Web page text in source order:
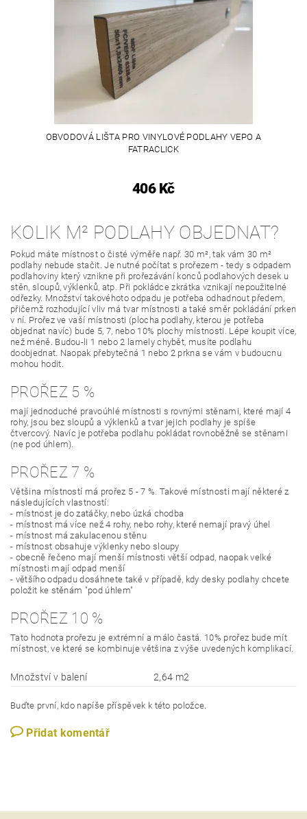
OBVODOVÁ LIŠTA PRO VINYLOVÉ PODLAHY VEPO A
FATRACLICK
406 Kč
KOLIK M² PODLAHY OBJEDNAT?
Pokud máte místnost o čisté výměře např. 30 m², tak vám 30 m²
podlahy nebude stačit. Je nutné počítat s prořezem - tedy s odpadem
podlahoviny který vznikne při prořezávání konců podlahových desek u
stěn, sloupů, výklenků, atp. Při pokládce zkrátka vznikají nepoužitelné
odřezky. Množství takovéhoto odpadu je potřeba odhadnout předem,
přičemž rozhodující vliv má tvar místnosti a také směr pokládání prken
v ní. Prořez ve vaší místnosti (plocha podlahy, kterou je potřeba
objednat navíc) bude 5, 7, nebo 10% plochy místnosti. Lépe koupit více,
než méně. Budou-li 1 nebo 2 lamely chybět, musíte podlahu
doobjednat. Naopak přebytečná 1 nebo 2 prkna se vám v budoucnu
mohou hodit.
PROŘEZ 5 %
mají jednoduché pravoúhlé místnosti s rovnými stěnami, které mají 4
rohy, jsou bez sloupů a výklenků a tvar jejich podlahy je spíše
čtvercový. Navíc je potřeba podlahu pokládat rovnoběžně se stěnami
(ne pod úhlem).
PROŘEZ 7 %
Většina místností má prořez 5 - 7 %. Takové místnosti mají některé z
následujících vlastností:
- místnost je do zatáčky, nebo úzká chodba
- místnost má více než 4 rohy, nebo rohy, které nemají pravý úhel
- místnost má zakulacenou stěnu
- místnost obsahuje výklenky nebo sloupy
- obecně řečeno mají menší místnosti větší odpad, naopak velké
místnosti mají odpad menší
- většího odpadu dosáhnete také v případě, kdy desky podlahy chcete
položit ke stěnám "pod úhlem"
PROŘEZ 10 %
Tato hodnota prořezu je extrémní a málo častá. 10% prořez bude mít
místnost, ve které se kombinuje většina z výše uvedených komplikací.
Množství v balení 2,64 m2
Buďte první, kdo napíše příspěvek k této položce.
Přidat komentář